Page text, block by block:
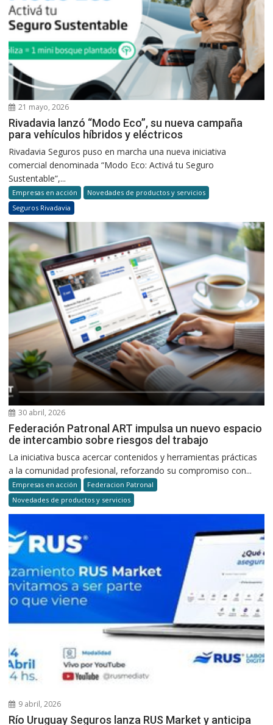
21 mayo, 2026
Rivadavia lanzó “Modo Eco”, su nueva campaña
para vehículos híbridos y eléctricos
Rivadavia Seguros puso en marcha una nueva iniciativa
comercial denominada “Modo Eco: Activá tu Seguro
Sustentable”,...
Empresas en acción
Novedades de productos y servicios
Seguros Rivadavia
30 abril, 2026
Federación Patronal ART impulsa un nuevo espacio
de intercambio sobre riesgos del trabajo
La iniciativa busca acercar contenidos y herramientas prácticas
a la comunidad profesional, reforzando su compromiso con...
Empresas en acción
Federacion Patronal
Novedades de productos y servicios
9 abril, 2026
Río Uruguay Seguros lanza RUS Market y anticipa